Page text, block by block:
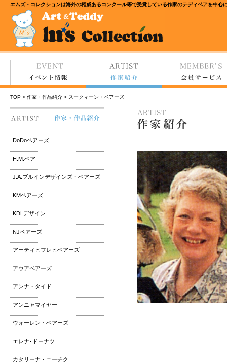
エムズ・コレクションは海外の権威あるコンクール等で受賞している作家のテディベアを中心
TOP > 作家・作品紹介 > スークィーン・ベアーズ
DoDoベアーズ
H.M.ベア
J.A.ブルインデザインズ・ベアーズ
KMベアーズ
KDLデザイン
NJベアーズ
アーティヒフレヒベアーズ
アウアベアーズ
アンナ・タイド
アンニャマイヤー
ウォーレン・ベアーズ
エレナ･ドーナツ
カタリーナ・ニーチク